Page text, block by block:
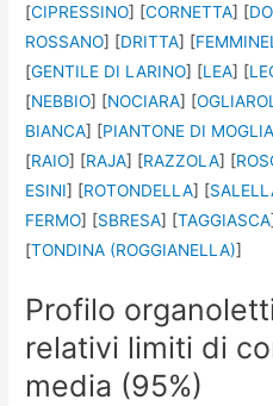
[CIPRESSINO] [CORNETTA] [
ROSSANO] [DRITTA] [
[GENTILE DI LARINO] [LEA] [
[NEBBIO] [NOCIARA] [
BIANCA] [PIANTONE DI
[RAIO] [RAJA] [RAZZOLA] [
ESINI] [ROTONDELLA] [
FERMO] [SBRESA] [TAGGIASCA
[TONDINA (ROGGIANELLA)]
Profilo
relativi limiti di
media (95%)